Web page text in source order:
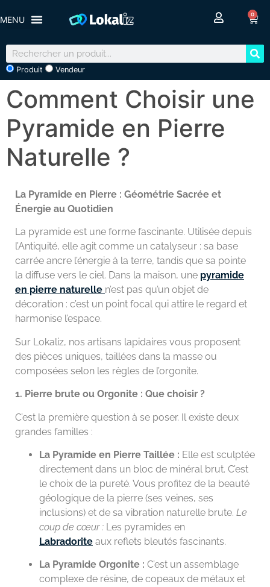
0
Produit Vendeur
Comment Choisir une
Pyramide en Pierre
Naturelle ?
La Pyramide en Pierre : Géométrie Sacrée et
Énergie au Quotidien
La pyramide est une forme fascinante. Utilisée depuis
l’Antiquité, elle agit comme un catalyseur : sa base
carrée ancre l’énergie à la terre, tandis que sa pointe
la diffuse vers le ciel. Dans la maison, une pyramide
en pierre naturelle n’est pas qu’un objet de
décoration : c’est un point focal qui attire le regard et
harmonise l’espace.
Sur Lokaliz, nos artisans lapidaires vous proposent
des pièces uniques, taillées dans la masse ou
composées selon les règles de l’orgonite.
1. Pierre brute ou Orgonite : Que choisir ?
C’est la première question à se poser. Il existe deux
grandes familles :
La Pyramide en Pierre Taillée : Elle est sculptée
directement dans un bloc de minéral brut. C’est
le choix de la pureté. Vous profitez de la beauté
géologique de la pierre (ses veines, ses
inclusions) et de sa vibration naturelle brute. Le
coup de cœur : Les pyramides en
Labradorite aux reflets bleutés fascinants.
La Pyramide Orgonite : C’est un assemblage
complexe de résine, de copeaux de métaux et